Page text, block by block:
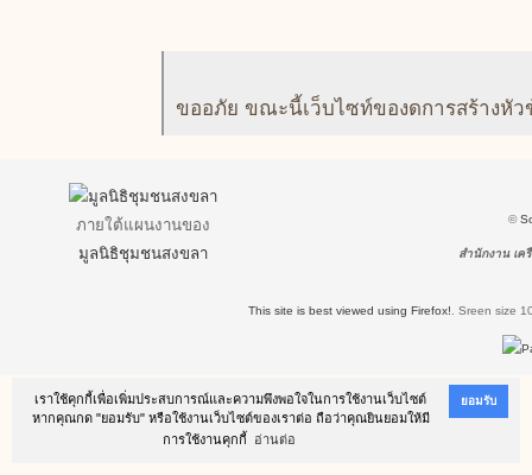
เราใช้คุกกี้เพื่อเพิ่มประสบการณ์และความพึงพอใจในการใช้งานเว็บไซต์
หากคุณกด "ยอมรับ" หรือใช้งานเว็บไซต์ของเราต่อ ถือว่าคุณยินยอมให้มี
การใช้งานคุกกี้
อ่านต่อ
ยอมรับ
ขออภัย ขณะนี้เว็บไซท์ของดการสร้างหั
ภายใต้แผนงานของ
มูลนิธิชุมชนสงขลา
©
สำนักงาน เค
This site is best viewed using Firefox! Sreen size